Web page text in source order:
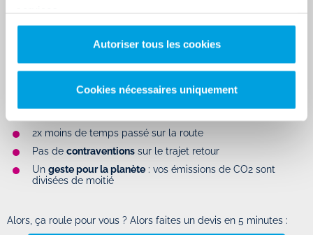
Autoriser tous les cookies
Cookies nécessaires uniquement
et sur lesréseaux sociaux,c'est en grande partie grâce à la
prestation de nos services et aux avantages qu'offre la
d'utilitaire en aller simple, à savoir :
50% d'économies sur les frais de péages et de carburant
grâce à l'aller simple
2x moins de temps passé sur la route
Pas de contraventions sur le trajet retour
Un geste pour la planète : vos émissions de CO2 sont
divisées de moitié
Alors, ça roule pour vous ? Alors faites un devis en 5 minutes :